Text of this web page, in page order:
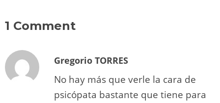
1 Comment
Gregorio TORRES
No hay más que verle la cara de
psicópata bastante que tiene para